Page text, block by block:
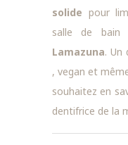
solide pour
salle de bain
Lamazuna. Un
, vegan et
souhaitez en
dentifrice de la